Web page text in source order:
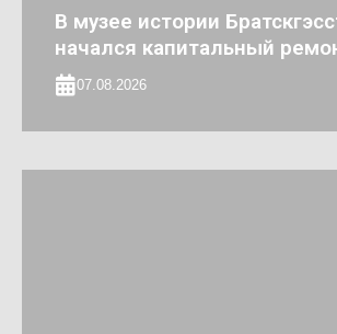
В музее истории
начался капитальный
07.08.2026